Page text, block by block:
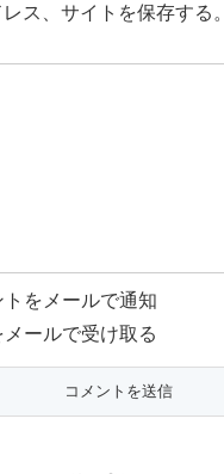
ス、サイトを保存する。
をメールで通知
ールで受け取る